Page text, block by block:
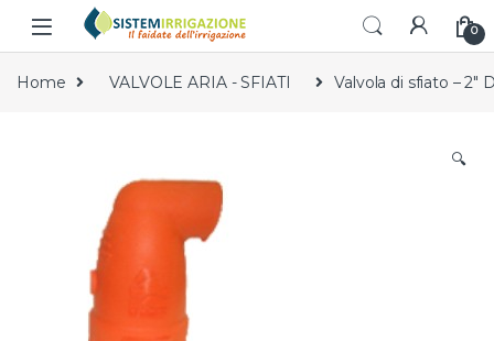
Skip to navigation
Skip to content
0
Home VALVOLE ARIA - SFIATI Valvola di sfiato – 2″
🔍